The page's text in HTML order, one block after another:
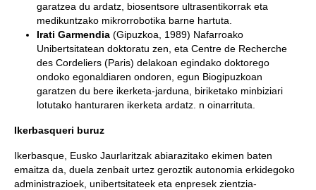
garatzea du ardatz, biosentsore ultrasentikorrak eta
medikuntzako mikrorrobotika barne hartuta.
Irati Garmendia (Gipuzkoa, 1989) Nafarroako
Unibertsitatean doktoratu zen, eta Centre de Recherche
des Cordeliers (Paris) delakoan egindako doktorego
ondoko egonaldiaren ondoren, egun Biogipuzkoan
garatzen du bere ikerketa-jarduna, biriketako minbiziari
lotutako hanturaren ikerketa ardatz. n oinarrituta.
Ikerbasqueri buruz
Ikerbasque, Eusko Jaurlaritzak abiarazitako ekimen baten
emaitza da, duela zenbait urtez geroztik autonomia erkidegoko
administrazioek, unibertsitateek eta enpresek zientzia-